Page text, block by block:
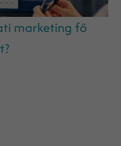
marketing fő